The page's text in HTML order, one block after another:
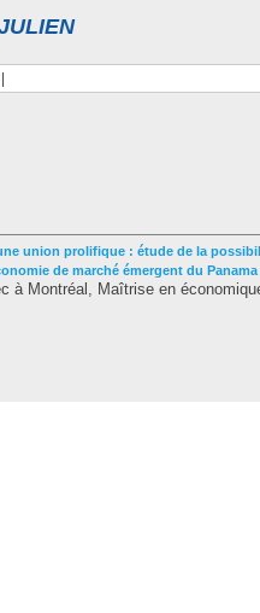
union prolifique : étude de la
de marché émergent du Panama
à Montréal, Maîtrise en